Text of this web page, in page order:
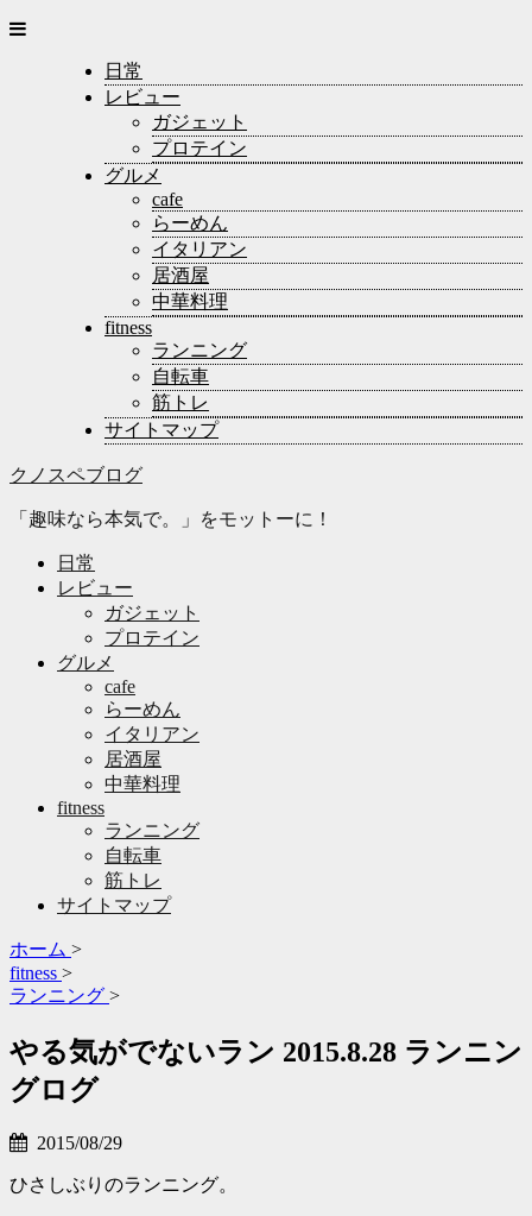
日常
レビュー
ガジェット
プロテイン
グルメ
cafe
らーめん
イタリアン
居酒屋
中華料理
fitness
ランニング
自転車
筋トレ
サイトマップ
クノスペブログ
「趣味なら本気で。」をモットーに！
日常
レビュー
ガジェット
プロテイン
グルメ
cafe
らーめん
イタリアン
居酒屋
中華料理
fitness
ランニング
自転車
筋トレ
サイトマップ
ホーム >
fitness >
ランニング >
やる気がでないラン 2015.8.28 ランニン
グログ
2015/08/29
ひさしぶりのランニング。